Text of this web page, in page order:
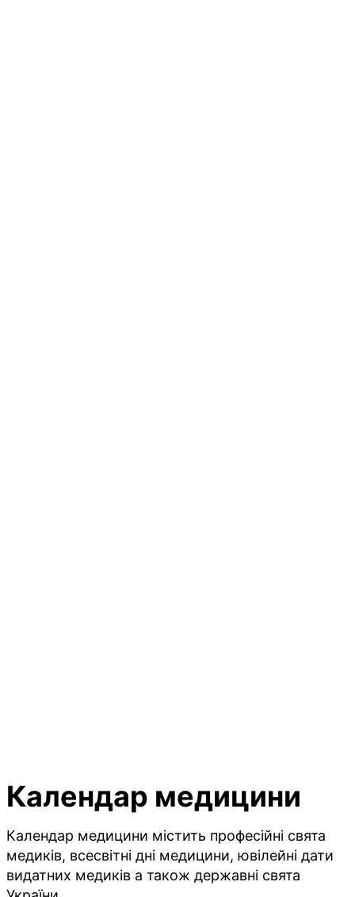
Календар медицини
Календар медицини містить професійні свята
медиків, всесвітні дні медицини, ювілейні дати
видатних медиків а також державні свята